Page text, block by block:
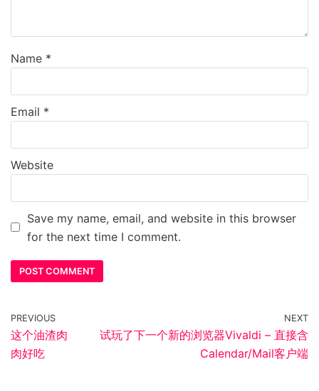
Name *
Email *
Website
Save my name, email, and website in this browser
for the next time I comment.
PREVIOUS
这个油渣肉
肉好吃
NEXT
试玩了下一个新的浏览器Vivaldi – 直接含
Calendar/Mail客户端